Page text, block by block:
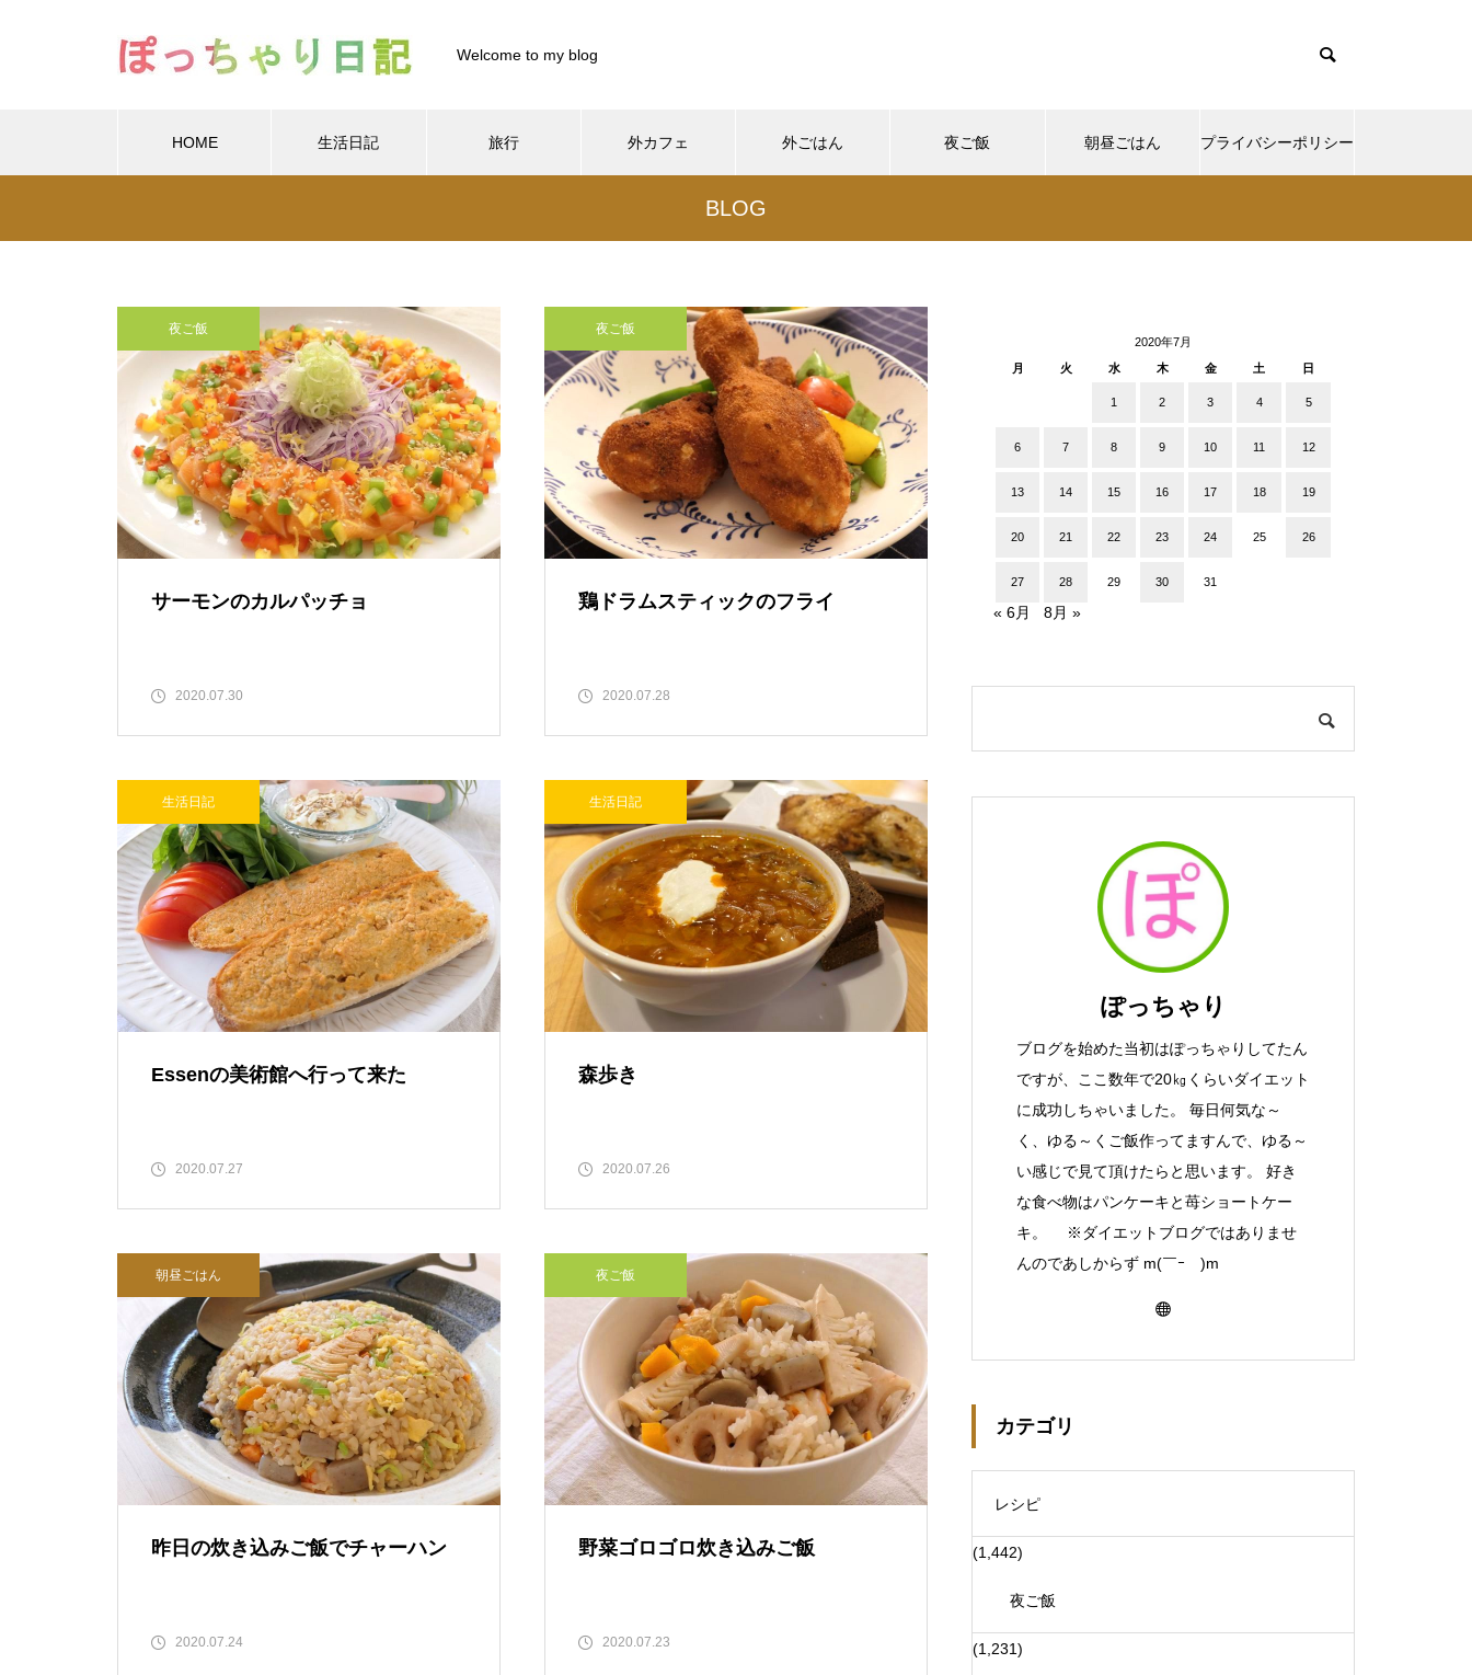
Welcome to my blog
HOME 生活日記 旅行 外カフェ 外ごはん 夜ご飯 朝昼ごはん プライバシーポリシー
/home/xs899844/pocharinikki.com/public_html/wp-content/themes/muum_tcd085/functions/menu.php
content/themes/muum_tcd085/functions/menu.php
48
BLOG
夜ご飯
サーモンのカルパッチョ
2020.07.30
夜ご飯
鶏ドラムスティックのフライ
2020.07.28
生活日記
Essenの美術館へ行って来た
2020.07.27
生活日記
森歩き
2020.07.26
朝昼ごはん
昨日の炊き込みご飯でチャーハン
2020.07.24
夜ご飯
野菜ゴロゴロ炊き込みご飯
2020.07.23
2020年7月
月
火 水 木 金 土 日
1 2 3 4 5
6 7 8 9 10 11 12
13 14 15 16 17 18 19
20 21 22 23 24 25 26
27 28 29 30 31
« 6月 8月 »
ぽっちゃり
ブログを始めた当初はぽっちゃりしてたん
ですが、ここ数年で20㎏くらいダイエット
に成功しちゃいました。 毎日何気な～
く、ゆる～くご飯作ってますんで、ゆる～
い感じで見て頂けたらと思います。 好き
な食べ物はパンケーキと苺ショートケー
キ。 ※ダイエットブログではありませ
んのであしからず m(￣ｰ￣)m
カテゴリ
レシピ
(1,442)
夜ご飯
(1,231)